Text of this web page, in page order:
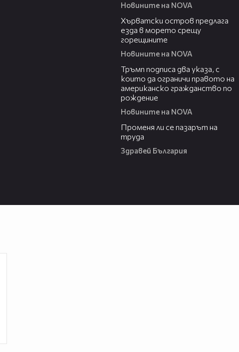
Новините на NOVA
Хърватски остров предлага
езда в морето срещу
горещините
Новините на NOVA
Тръмп подписа два указа, с
които да ограничи правото на
американско гражданство по
рождение
Новините на NOVA
Променя ли се пазарът на
труда
Здравей България